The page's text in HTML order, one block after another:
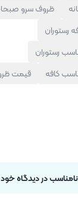
ظروف سرو
رستوران
رستوران
کافه
قیمت
در دیدگاه